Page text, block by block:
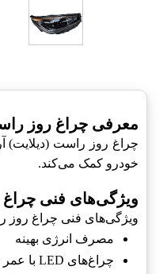
معرفی چراغ روز
خودرو کمک می‌کند.
ویژگی‌های فنی چراغ
ویژگی‌های فنی چراغ روز راست (دیلایت)
مصرف انرژی بهینه
چراغ‌های LED با عمر طولانی